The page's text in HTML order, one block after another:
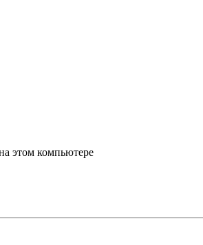
этом компьютере